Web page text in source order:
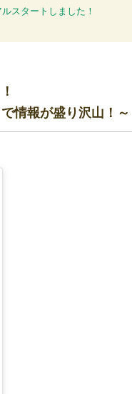
スタートしました！
情報が盛り沢山！～